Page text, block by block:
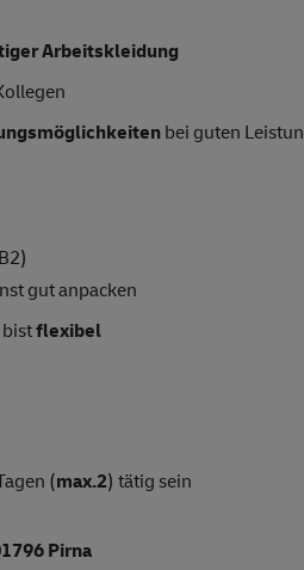
Arbeitskleidung
bei guten
gut anpacken
flexibel
(max.2) tätig sein
Pirna